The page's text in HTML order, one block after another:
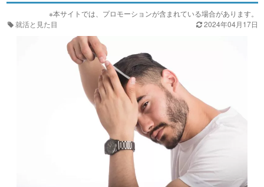
※本サイトでは、プロモーションが含まれている場合があります。
就活と見た目
2024年04月17日